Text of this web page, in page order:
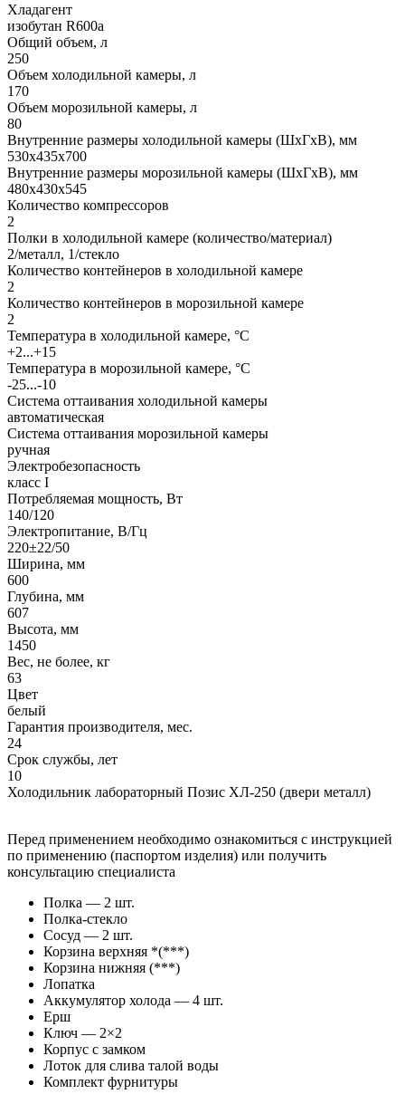
Хладагент
изобутан R600a
Общий объем, л
250
Объем холодильной камеры, л
170
Объем морозильной камеры, л
80
Внутренние размеры холодильной камеры (ШхГхВ), мм
530х435х700
Внутренние размеры морозильной камеры (ШхГхВ), мм
480х430х545
Количество компрессоров
2
Полки в холодильной камере (количество/материал)
2/металл, 1/стекло
Количество контейнеров в холодильной камере
2
Количество контейнеров в морозильной камере
2
Температура в холодильной камере, °С
+2...+15
Температура в морозильной камере, °С
-25...-10
Система оттаивания холодильной камеры
автоматическая
Система оттаивания морозильной камеры
ручная
Электробезопасность
класс I
Потребляемая мощность, Вт
140/120
Электропитание, В/Гц
220±22/50
Ширина, мм
600
Глубина, мм
607
Высота, мм
1450
Вес, не более, кг
63
Цвет
белый
Гарантия производителя, мес.
24
Срок службы, лет
10
Холодильник лабораторный Позис ХЛ-250 (двери металл)
Перед применением необходимо ознакомиться с инструкцией
по применению (паспортом изделия) или получить
консультацию специалиста
Полка — 2 шт.
Полка-стекло
Сосуд — 2 шт.
Корзина верхняя *(***)
Корзина нижняя (***)
Лопатка
Аккумулятор холода — 4 шт.
Ерш
Ключ — 2×2
Корпус с замком
Лоток для слива талой воды
Комплект фурнитуры